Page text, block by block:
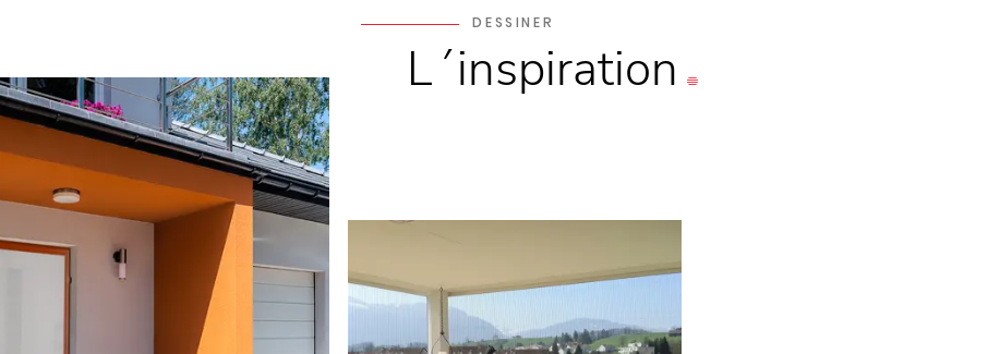
DESSINER
L´inspiration